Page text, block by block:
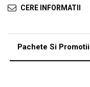
CERE INFORMATII
Pachete Si Promotii